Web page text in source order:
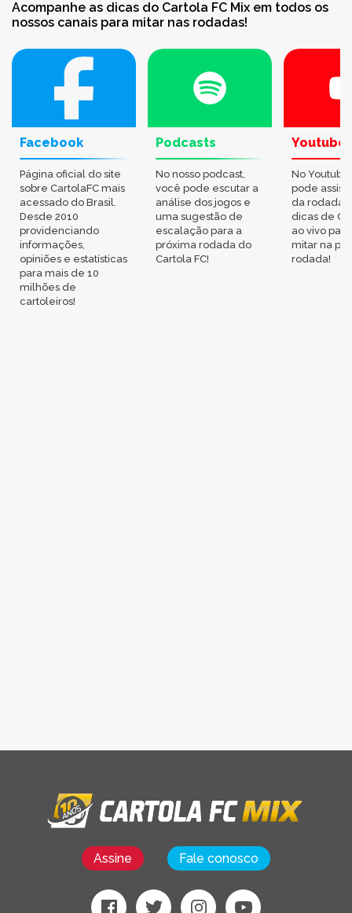
Acompanhe as dicas do Cartola FC Mix em todos os
nossos canais para mitar nas rodadas!
Facebook
Página oficial do site
sobre CartolaFC mais
acessado do Brasil.
Desde 2010
providenciando
informações,
opiniões e estatísticas
para mais de 10
milhões de
cartoleiros!
Podcasts
No nosso podcast,
você pode escutar a
análise dos jogos e
uma sugestão de
escalação para a
próxima rodada do
Cartola FC!
Youtube
No
pode
da rodada,
dicas de
ao vivo
mitar na
rodada!
Assine Fale conosco